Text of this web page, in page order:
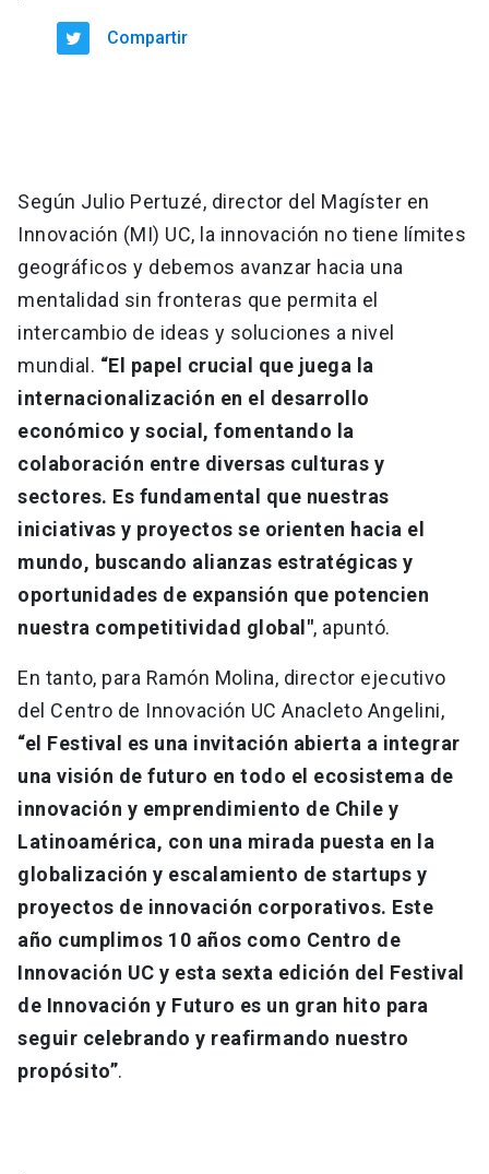
Compartir
Según Julio Pertuzé, director del Magíster en
Innovación (MI) UC, la innovación no tiene límites
geográficos y debemos avanzar hacia una
mentalidad sin fronteras que permita el
intercambio de ideas y soluciones a nivel
mundial. “El papel crucial que juega la
internacionalización en el desarrollo
económico y social, fomentando la
colaboración entre diversas culturas y
sectores. Es fundamental que nuestras
iniciativas y proyectos se orienten hacia el
mundo, buscando alianzas estratégicas y
oportunidades de expansión que potencien
nuestra competitividad global", apuntó.
En tanto, para Ramón Molina, director ejecutivo
del Centro de Innovación UC Anacleto Angelini,
“el Festival es una invitación abierta a integrar
una visión de futuro en todo el ecosistema de
innovación y emprendimiento de Chile y
Latinoamérica, con una mirada puesta en la
globalización y escalamiento de startups y
proyectos de innovación corporativos. Este
año cumplimos 10 años como Centro de
Innovación UC y esta sexta edición del Festival
de Innovación y Futuro es un gran hito para
seguir celebrando y reafirmando nuestro
propósito”.